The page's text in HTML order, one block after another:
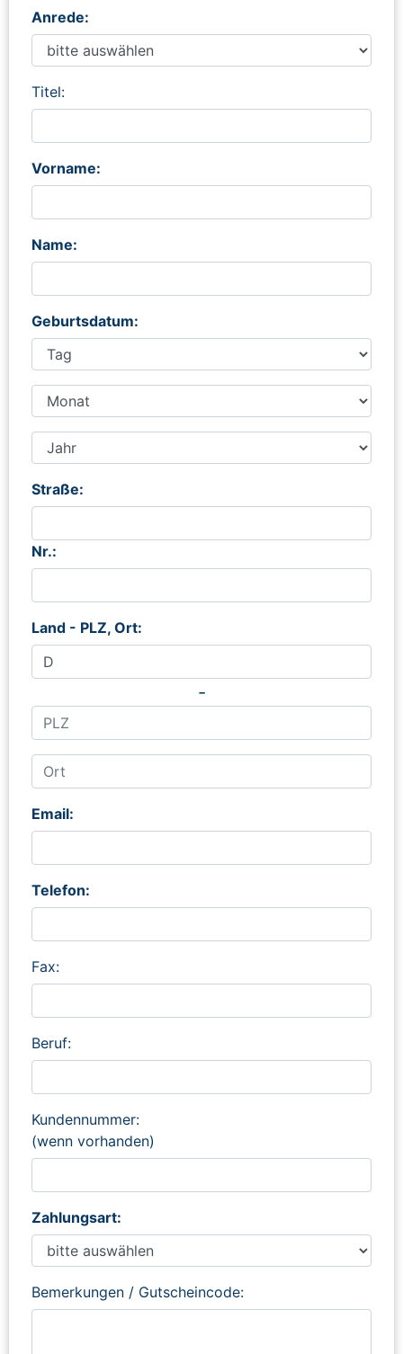
Anrede:
Titel:
Vorname:
Name:
Geburtsdatum:
Straße:
Nr.:
Land - PLZ, Ort:
-
Email:
Telefon:
Fax:
Beruf:
Kundennummer:
(wenn vorhanden)
Zahlungsart:
Bemerkungen / Gutscheincode: